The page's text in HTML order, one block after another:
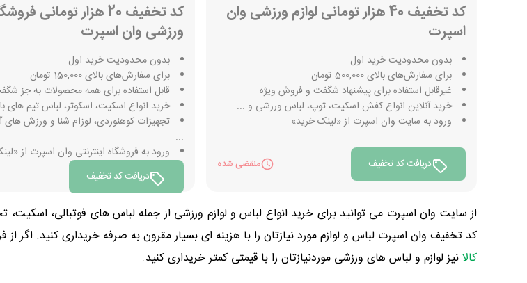
کد تخفیف 40 هزار تومانی لوازم ورزشی وان
اسپرت
بدون محدودیت خرید اول
برای سفارش‌های بالای 500,000 تومان
غیرقابل استفاده برای پیشنهاد شگفت و فروش ویژه
خرید آنلاین انواع کفش اسکیت، توپ، لباس ورزشی و ...
ورود به سایت وان اسپرت از «لینک خرید»
دریافت کد تخفیف منقضی شده
کد تخفیف 20 هزار تومانی
ورزشی وان اسپرت
بدون محدودیت خرید اول
برای سفارش‌های بالای 150,000 تومان
قابل استفاده برای همه محصولات به جز
خرید انواع اسکیت، اسکوتر، لباس تیم های
تجهیزات کوهنوردی، لوزام شنا و ورزش های
...
ورود به فروشگاه اینترنتی وان اسپرت از
دریافت کد تخفیف
از سایت وان اسپرت می توانید برای خرید انواع لباس و لوازم ورزشی از جمله لباس های فوتبالی،
کد تخفیف وان اسپرت لباس و لوازم مورد نیازتان را با هزینه ای بسیار مقرون به صرفه خریداری کنید. اگر
کالانیز لوازم و لباس های ورزشی موردنیازتان را با قیمتی کمتر خریداری کنید.